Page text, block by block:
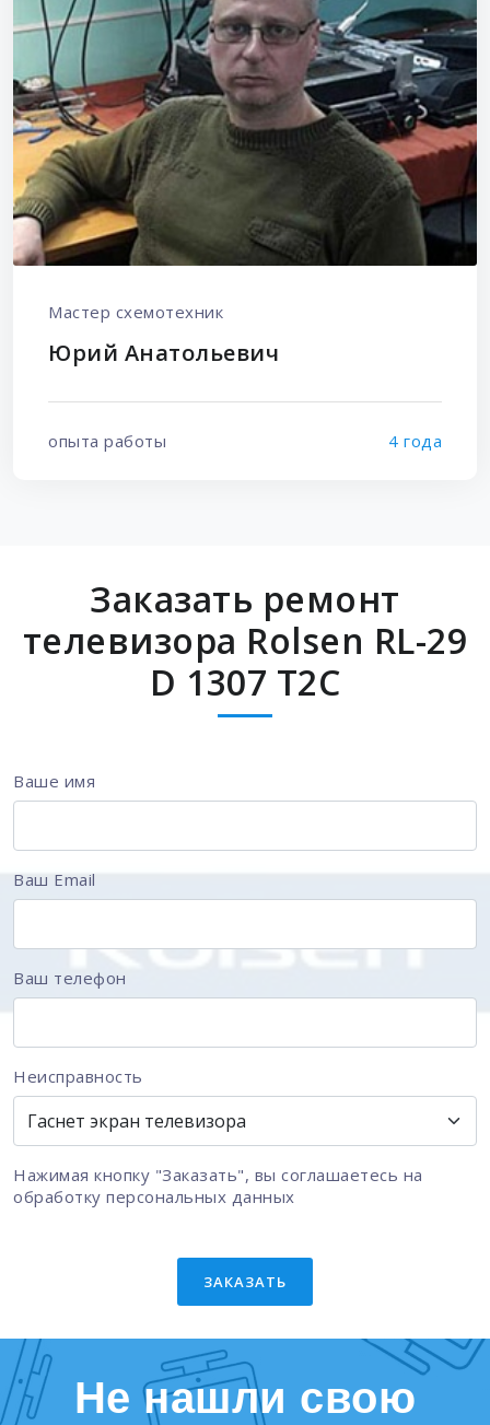
Мастер схемотехник
Юрий Анатольевич
опыта работы 4 года
Заказать ремонт
телевизора Rolsen RL-29
D 1307 T2C
Ваше имя
Ваш Email
Ваш телефон
Неисправность
Нажимая кнопку "Заказать", вы соглашаетесь на
обработку персональных данных
ЗАКАЗАТЬ
Не нашли свою